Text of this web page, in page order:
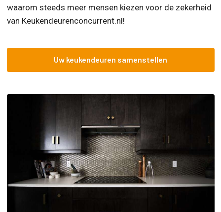
waarom steeds meer mensen kiezen voor de zekerheid
van Keukendeurenconcurrent.nl!
Uw keukendeuren samenstellen